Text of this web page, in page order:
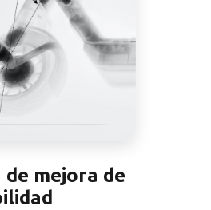
de mejora de